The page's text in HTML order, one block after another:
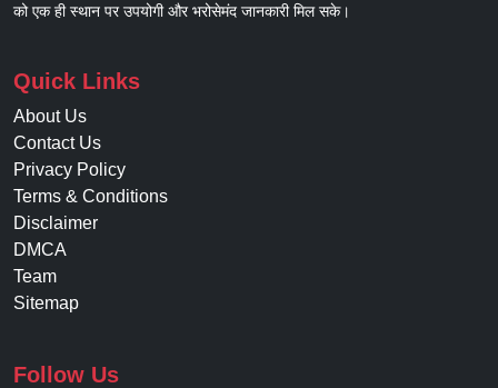
को एक ही स्थान पर उपयोगी और भरोसेमंद जानकारी मिल सके।
Quick Links
About Us
Contact Us
Privacy Policy
Terms & Conditions
Disclaimer
DMCA
Team
Sitemap
Follow Us